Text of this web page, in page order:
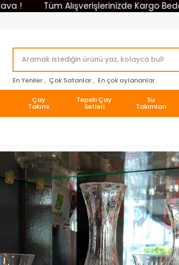
Tüm Alışverişlerinizde Kargo Bedava !
En Yeniler , Çok Satanlar , En çok oylananlar
Çay
Takımı
Tepsili Çay
Setleri
Su
Takımları